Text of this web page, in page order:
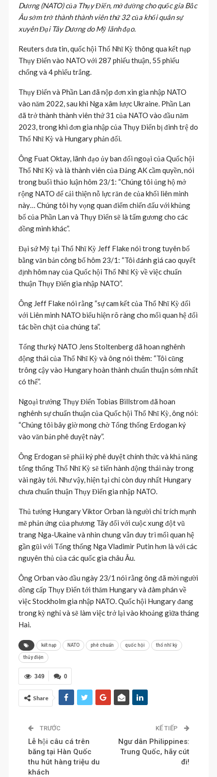
Dương (NATO) của Thụy Điển, mở đường cho quốc gia Bắc
Âu sớm trở thành thành viên thứ 32 của khối quân sự
xuyên Đại Tây Dương do Mỹ lãnh đạo.
Reuters đưa tin, quốc hội Thổ Nhĩ Kỳ thông qua kết nạp
Thụy Điển vào NATO với 287 phiếu thuận, 55 phiếu
chống và 4 phiếu trắng.
Thụy Điển và Phần Lan đã nộp đơn xin gia nhập NATO
vào năm 2022, sau khi Nga xâm lược Ukraine. Phần Lan
đã trở thành thành viên thứ 31 của NATO vào đầu năm
2023, trong khi đơn gia nhập của Thụy Điển bị đình trệ do
Thổ Nhĩ Kỳ và Hungary phản đối.
Ông Fuat Oktay, lãnh đạo ủy ban đối ngoại của Quốc hội
Thổ Nhĩ Kỳ và là thành viên của Đảng AK cầm quyền, nói
trong buổi thảo luận hôm 23/1: “Chúng tôi ủng hộ mở
rộng NATO để cải thiện nỗ lực răn đe của khối liên minh
này… Chúng tôi hy vọng quan điểm chiến đấu với khủng
bố của Phần Lan và Thụy Điển sẽ là tấm gương cho các
đồng minh khác”.
Đại sứ Mỹ tại Thổ Nhĩ Kỳ Jeff Flake nói trong tuyên bố
bằng văn bản công bố hôm 23/1: “Tôi đánh giá cao quyết
định hôm nay của Quốc hội Thổ Nhĩ Kỳ về việc chuẩn
thuận Thụy Điển gia nhập NATO”.
Ông Jeff Flake nói rằng “sự cam kết của Thổ Nhĩ Kỳ đối
với Liên minh NATO biểu hiện rõ ràng cho mối quan hệ đối
tác bền chặt của chúng ta”.
Tổng thư ký NATO Jens Stoltenberg đã hoan nghênh
động thái của Thổ Nhĩ Kỳ và ông nói thêm: “Tôi cũng
trông cậy vào Hungary hoàn thành chuẩn thuận sớm nhất
có thể”.
Ngoại trưởng Thụy Điển Tobias Billstrom đã hoan
nghênh sự chuẩn thuận của Quốc hội Thổ Nhĩ Kỳ, ông nói:
“Chúng tôi bây giờ mong chờ Tổng thống Erdogan ký
vào văn bản phê duyệt này”.
Ông Erdogan sẽ phải ký phê duyệt chính thức và khả năng
tổng thống Thổ Nhĩ Kỳ sẽ tiến hành động thái này trong
vài ngày tới. Như vậy, hiện tại chỉ còn duy nhất Hungary
chưa chuẩn thuận Thụy Điển gia nhập NATO.
Thủ tướng Hungary Viktor Orban là người chỉ trích mạnh
mẽ phản ứng của phương Tây đối với cuộc xung đột vũ
trang Nga-Ukaine và nhìn chung vẫn duy trì mối quan hệ
gần gũi với Tổng thống Nga Vladimir Putin hơn là với các
nguyên thủ của các quốc gia châu Âu.
Ông Orban vào đầu ngày 23/1 nói rằng ông đã mời người
đồng cấp Thụy Điển tới thăm Hungary và đàm phán về
việc Stockholm gia nhập NATO. Quốc hội Hungary đang
trong kỳ nghỉ và sẽ làm việc trở lại vào khoảng giữa tháng
Hai.
kết nạp NATO phê chuẩn quốc hội thổ nhĩ kỳ
thủy điện
0
349
Share
TRƯỚC
Lễ hội câu cá trên
băng tại Hàn Quốc
thu hút hàng triệu du
khách
KẾ TIẾP
Ngư dân Philippines:
Trung Quốc, hãy cút
đi!